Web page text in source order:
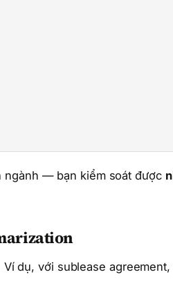
ngành — bạn kiểm soát được
Ví dụ, với sublease